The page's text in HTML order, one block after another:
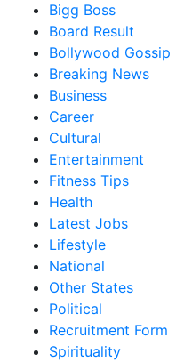
Bigg Boss
Board Result
Bollywood Gossip
Breaking News
Business
Career
Cultural
Entertainment
Fitness Tips
Health
Latest Jobs
Lifestyle
National
Other States
Political
Recruitment Form
Spirituality